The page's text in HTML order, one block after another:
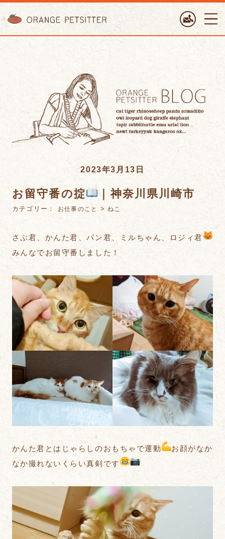
2023年3月13日
お留守番の掟 ｜神奈川県川崎市
カテゴリー： お仕事のこと >ねこ
さぶ君、かんた君、パン君、ミルちゃん、ロジィ君
みんなでお留守番しました！
かんた君とはじゃらしのおもちゃで運動
お顔がなか
なか撮れないくらい真剣です